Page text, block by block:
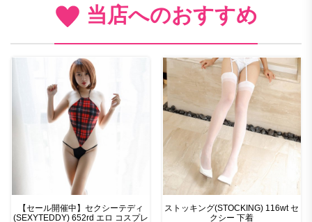
当店へのおすすめ
【セール開催中】セクシーテディ
(SEXYTEDDY) 652rd エロ コスプレ
ストッキング(STOCKING) 116wt セ
クシー 下着